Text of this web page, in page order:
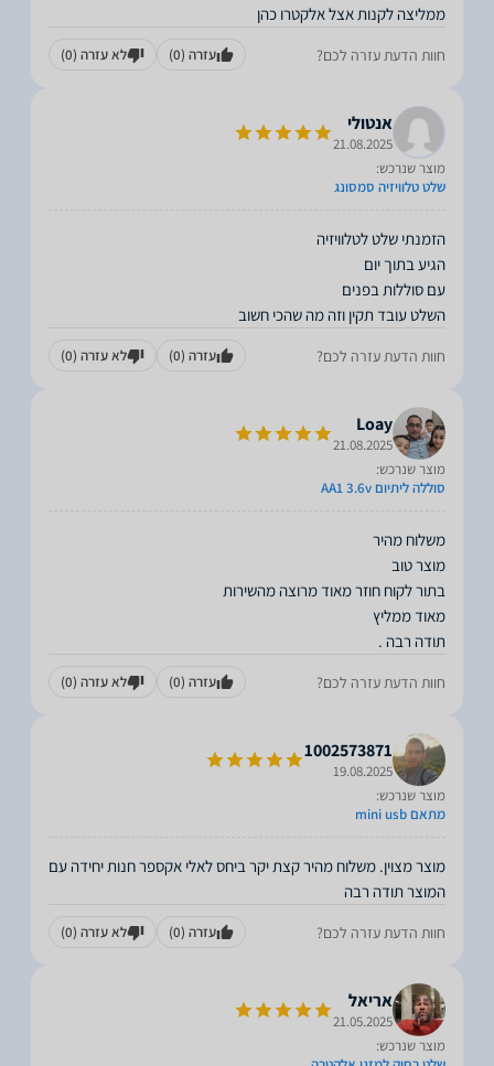
ממליצה לקנות אצל אלקטרו כהן
חוות הדעת עזרה לכם? עזרה (0) לא עזרה (0)
אנטולי
21.08.2025
מוצר שנרכש:
שלט טלוויזיה סמסונג
השלט עובד תקין וזה מה שהכי חשוב
חוות הדעת עזרה לכם? עזרה (0) לא עזרה (0)
Loay
21.08.2025
מוצר שנרכש:
סוללה ליתיום AA1 3.6v
תודה רבה .
חוות הדעת עזרה לכם? עזרה (0) לא עזרה (0)
1002573871
19.08.2025
מוצר שנרכש:
מתאם mini usb
מוצר מצוין. משלוח מהיר קצת יקר ביחס לאלי אקספר חנות יחידה עם
המוצר תודה רבה
חוות הדעת עזרה לכם? עזרה (0) לא עזרה (0)
אריאל
21.05.2025
מוצר שנרכש: